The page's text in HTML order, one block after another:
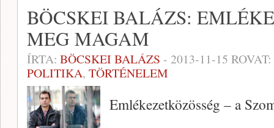
BÖCSKEI BALÁZS:
MEG MAGAM
ÍRTA: BÖCSKEI BALÁZS - 2013-11-15 ROVAT:
POLITIKA, TÖRTÉNELEM
Emlékezetközösség – a